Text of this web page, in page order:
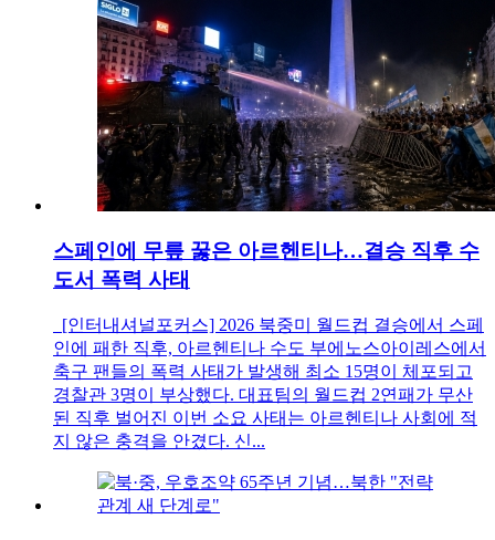
스페인에 무릎 꿇은 아르헨티나…결승 직후 수
도서 폭력 사태
[인터내셔널포커스] 2026 북중미 월드컵 결승에서 스페
인에 패한 직후, 아르헨티나 수도 부에노스아이레스에서
축구 팬들의 폭력 사태가 발생해 최소 15명이 체포되고
경찰관 3명이 부상했다. 대표팀의 월드컵 2연패가 무산
된 직후 벌어진 이번 소요 사태는 아르헨티나 사회에 적
지 않은 충격을 안겼다. 신...